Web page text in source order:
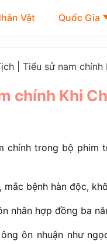
Vật Quốc Gia
| Tiểu sử nam chính
chính Khi
chính trong bộ phim
mắc bệnh hàn độc,
nhân hợp đồng ba
ôn nhuận như